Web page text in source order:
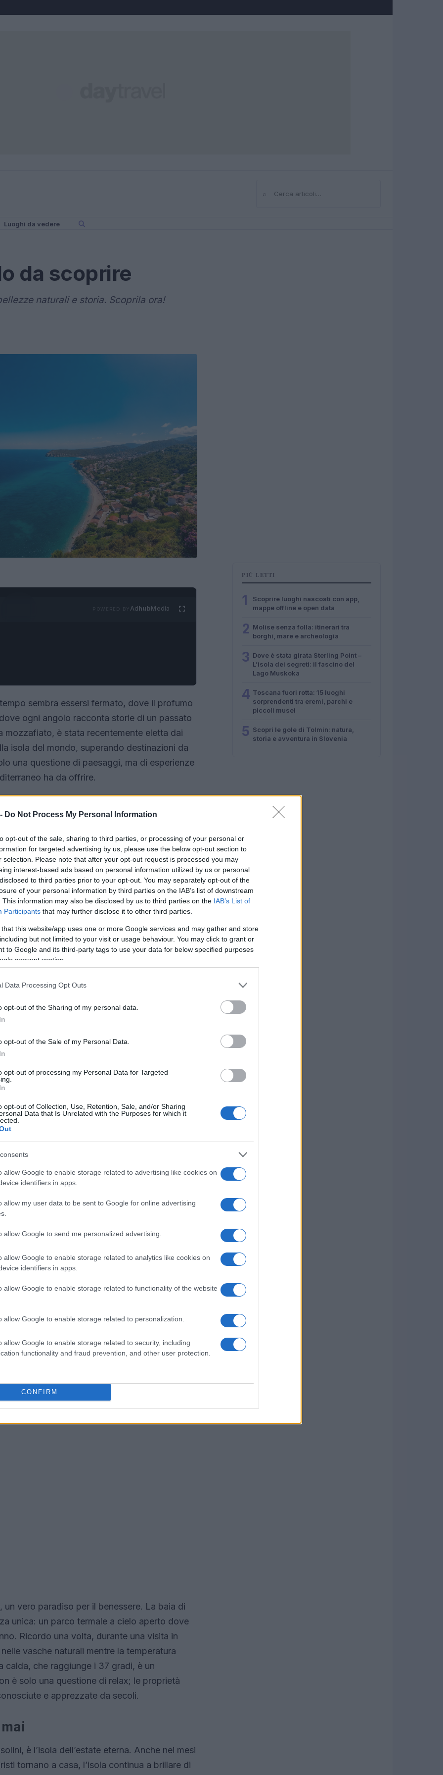
Do Not Process My Personal Information
opt-out of the sale, sharing to third parties, or processing of your personal or
for targeted advertising by us, please use the below opt-out section to
selection. Please note that after your opt-out request is processed you may
interest-based ads based on personal information utilized by us or personal
to third parties prior to your opt-out. You may separately opt-out of the
of your personal information by third parties on the IAB’s list of downstream
This information may also be disclosed by us to third parties on the IAB’s List of
Participants that may further disclose it to other third parties.
that this website/app uses one or more Google services and may gather and store
but not limited to your visit or usage behaviour. You may click to grant or
to Google and its third-party tags to use your data for below specified purposes
consent section.
Data Processing Opt Outs
opt-out of the Sharing of my personal data.
opt-out of the Sale of my Personal Data.
opt-out of processing my Personal Data for Targeted
opt-out of Collection, Use, Retention, Sale, and/or Sharing
Data that Is Unrelated with the Purposes for which it
allow Google to enable storage related to advertising like cookies on
identifiers in apps.
allow my user data to be sent to Google for online advertising
allow Google to send me personalized advertising.
allow Google to enable storage related to analytics like cookies on
identifiers in apps.
allow Google to enable storage related to functionality of the website
allow Google to enable storage related to personalization.
allow Google to enable storage related to security, including
functionality and fraud prevention, and other user protection.
CONFIRM
Cerca
Luoghi da vedere
da scoprire
naturali e storia. Scoprila ora!
AdhubMedia
sembra essersi fermato, dove il profumo
ogni angolo racconta storie di un passato
mozzafiato, è stata recentemente eletta dai
isola del mondo, superando destinazioni da
una questione di paesaggi, ma di esperienze
ha da offrire.
un luogo ricco di storia. Protagonista del
Geniale”, l’isola ha ispirato poeti e scrittori
villaggi pittoreschi, come Forio e Lacco
che sembra fuori dal tempo. Ricordo
mi sono trovato davanti a una
per il loro lavoro era palpabile, e ho
incantevoli alle famose sorgenti termali,
relax e avventura. Non puoi perderti le
della natura dove il vapore caldo si incontra
a tuffarti e a scoprire un mondo
baia di San Montano, con le sue acque
per una giornata di sole e svago.
tradizioni
raccontare. Il borgo di Sant’Angelo, ad
con boutique di alta moda e una vivace
il tempo sembra rallentare e la vita scorre
culinarie locali! La cucina ischitana è un
fresco e ingredienti locali. Personalmente,
accompagnato da un bicchiere di
un vero paradiso per il benessere. La baia di
unica: un parco termale a cielo aperto dove
Ricordo una volta, durante una visita in
vasche naturali mentre la temperatura
calda, che raggiunge i 37 gradi, è un
è solo una questione di relax; le proprietà
e apprezzate da secoli.
è l’isola dell’estate eterna. Anche nei mesi
tornano a casa, l’isola continua a brillare di
PIÙ LETTI
1
Scoprire luoghi nascosti con app,
mappe offline e open data
2 Molise senza folla: itinerari tra
borghi, mare e archeologia
3 Dove è stata girata Sterling Point –
L’isola dei segreti: il fascino del
Lago Muskoka
4 Toscana fuori rotta: 15 luoghi
sorprendenti tra eremi, parchi e
piccoli musei
5 Scopri le gole di Tolmin: natura,
storia e avventura in Slovenia